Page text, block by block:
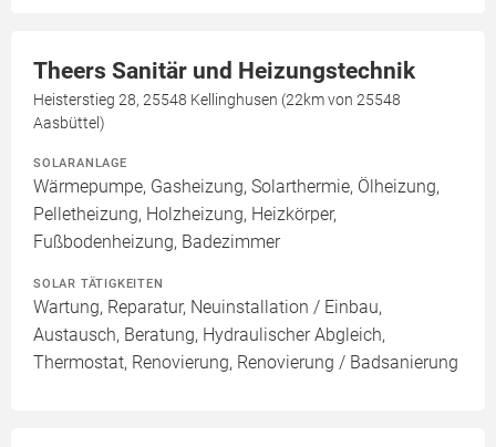
Theers Sanitär und Heizungstechnik
Heisterstieg 28, 25548 Kellinghusen (22km von 25548
Aasbüttel)
SOLARANLAGE
Wärmepumpe, Gasheizung, Solarthermie, Ölheizung,
Pelletheizung, Holzheizung, Heizkörper,
Fußbodenheizung, Badezimmer
SOLAR TÄTIGKEITEN
Wartung, Reparatur, Neuinstallation / Einbau,
Austausch, Beratung, Hydraulischer Abgleich,
Thermostat, Renovierung, Renovierung / Badsanierung